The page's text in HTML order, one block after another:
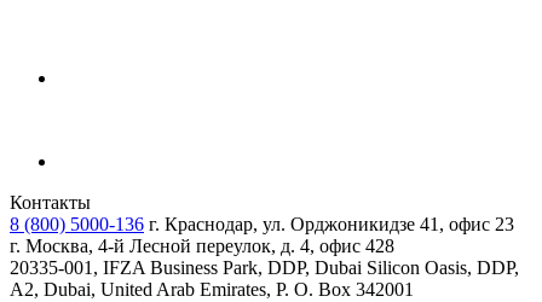
Контакты
8 (800) 5000-136 г. Краснодар, ул. Орджоникидзе 41, офис 23
г. Москва, 4-й Лесной переулок, д. 4, офис 428
20335-001, IFZA Business Park, DDP, Dubai Silicon Oasis, DDP,
A2, Dubai, United Arab Emirates, P. O. Box 342001